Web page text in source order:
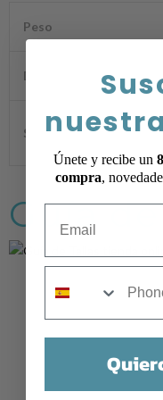
Peso
Dimensiones
Selecciona el color
Guía
Únete y recibe un
compra,